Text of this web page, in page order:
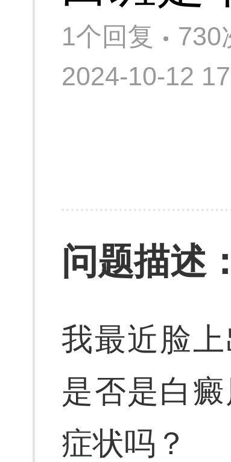
1个回复
730
2024-10-12
问题描述：
我最近脸
是否是白
症状吗？